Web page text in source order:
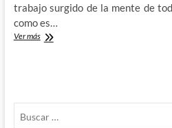
trabajo surgido de la mente de
como es…
Ver másSlide
Plympton